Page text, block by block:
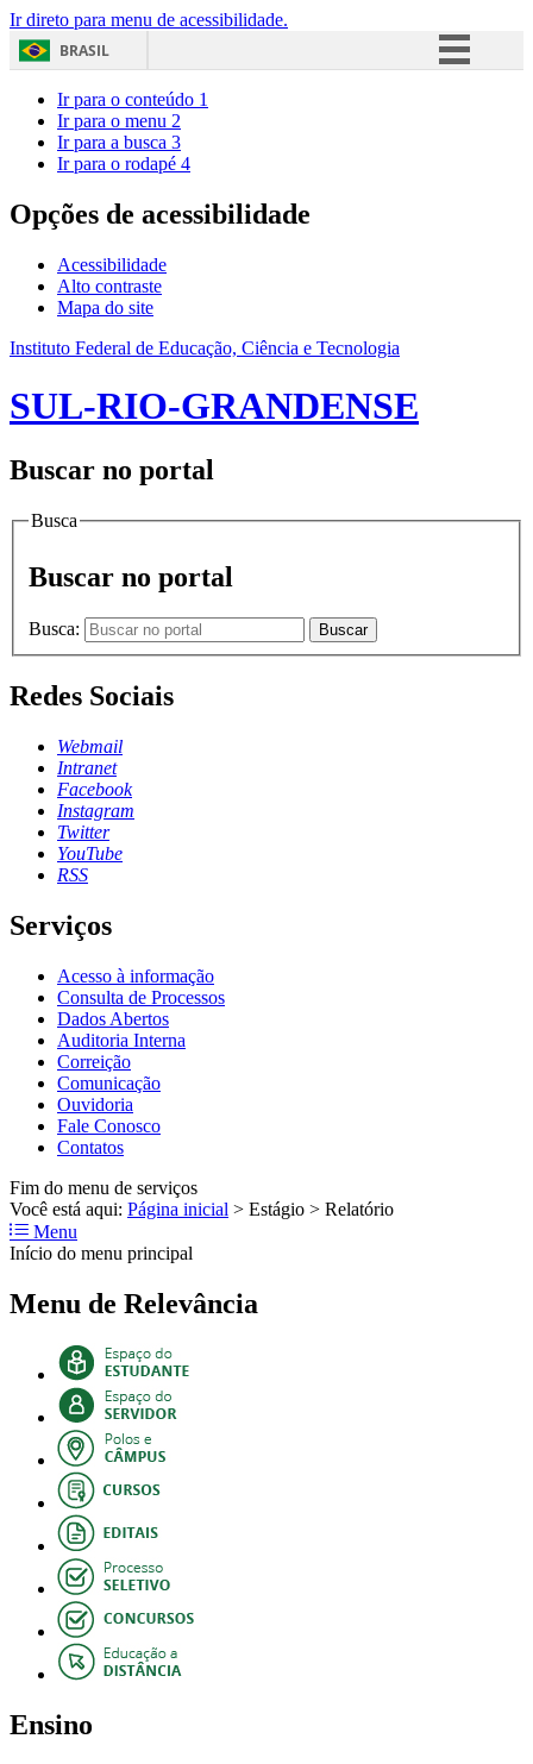
Ir direto para menu de acessibilidade.
BRASIL
Acesso à informação
Ir para o conteúdo 1
Ir para o menu 2
Ir para a busca 3
Ir para o rodapé 4
Opções de acessibilidade
Acessibilidade
Alto contraste
Mapa do site
Instituto Federal de Educação, Ciência e Tecnologia
SUL-RIO-GRANDENSE
Buscar no portal
Busca
Buscar no portal
Busca: Buscar
Redes Sociais
Webmail
Intranet
Facebook
Instagram
Twitter
YouTube
RSS
Serviços
Acesso à informação
Consulta de Processos
Dados Abertos
Auditoria Interna
Correição
Comunicação
Ouvidoria
Fale Conosco
Contatos
Fim do menu de serviços
Você está aqui: Página inicial > Estágio > Relatório
Menu
Início do menu principal
Menu de Relevância
Ensino